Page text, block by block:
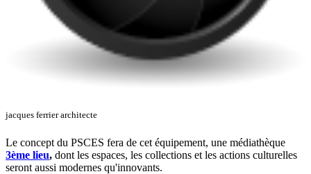
jacques ferrier architecte
Le concept du PSCES fera de cet équipement, une médiathèque
3ème lieu, dont les espaces, les collections et les actions culturelles
seront aussi modernes qu'innovants.